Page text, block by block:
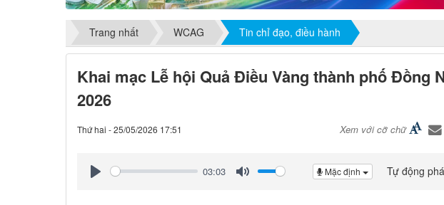
Trang nhất WCAG Tin chỉ đạo, điều hành
Khai mạc Lễ hội Quả Điều Vàng thành phố Đồng
2026
Thứ hai - 25/05/2026 17:51 Xem với cỡ chữ
03:03 Mặc định Tự động